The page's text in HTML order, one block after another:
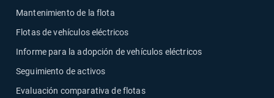
Mantenimiento de la flota
Flotas de vehículos eléctricos
Informe para la adopción de vehículos eléctricos
Seguimiento de activos
Evaluación comparativa de flotas